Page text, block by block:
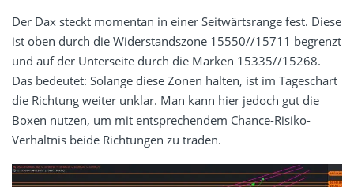
Der Dax steckt momentan in einer Seitwärtsrange fest. Diese
ist oben durch die Widerstandszone 15550//15711 begrenzt
und auf der Unterseite durch die Marken 15335//15268.
Das bedeutet: Solange diese Zonen halten, ist im Tageschart
die Richtung weiter unklar. Man kann hier jedoch gut die
Boxen nutzen, um mit entsprechendem Chance-Risiko-
Verhältnis beide Richtungen zu traden.